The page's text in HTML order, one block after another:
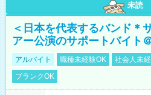
未読
＜日本を代表するバンド＊
アー公演のサポートバイト
アルバイト 職種未経験OK 社会人未
ブランクOK